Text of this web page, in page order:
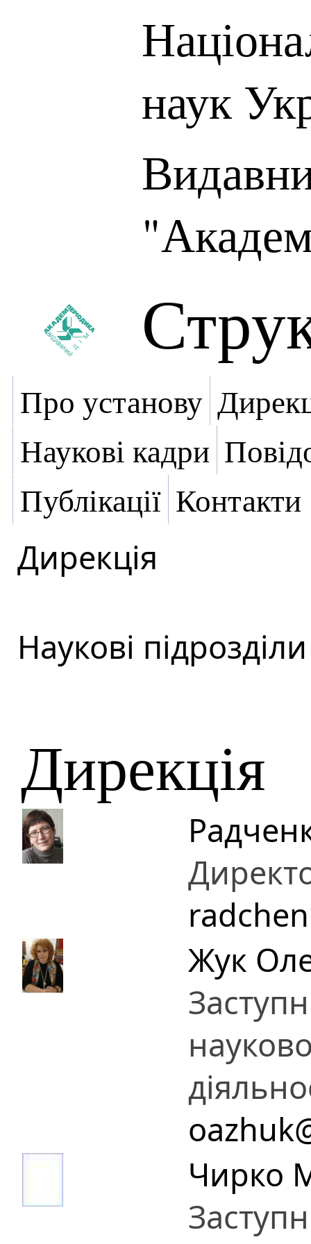
наук
Про установу
Наукові кадри
Публікації Контакти
Дирекція
Наукові підрозділи
Дирекція
Жук
Чирко